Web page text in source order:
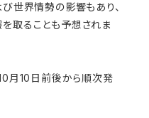
世界情勢の影響もあり、
取ることも予想されま
月10日前後から順次発